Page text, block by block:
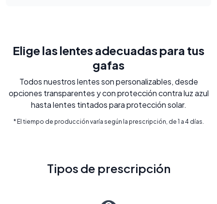
Elige las lentes adecuadas para tus
gafas
Todos nuestros lentes son personalizables, desde
opciones transparentes y con protección contra luz azul
hasta lentes tintados para protección solar.
* El tiempo de producción varía según la prescripción, de 1 a 4 días.
Tipos de prescripción